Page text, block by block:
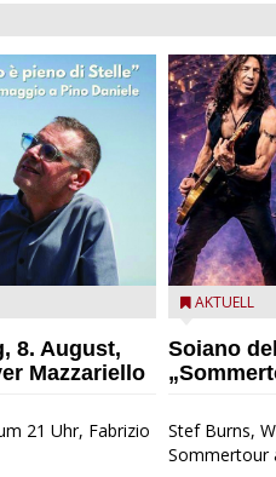
zu Gast beim
8. August,
Mazzariello
21 Uhr, Fabrizio
Stef Burns,
AKTUELL
Soiano
Stef Burns,
Sommertour